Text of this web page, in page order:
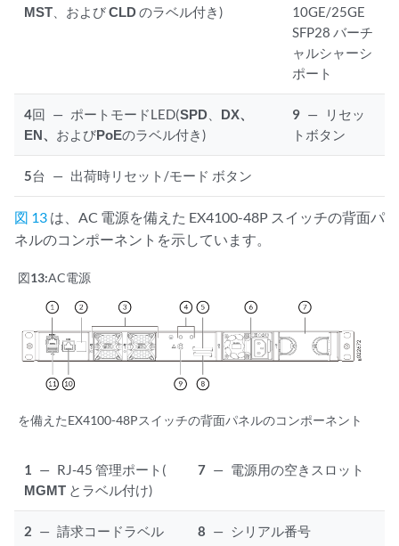
MST 、およびCLDのラベル付き)
10GE/25GE
SFP28 バーチ
ャルシャーシ
ポート
4回 — ポートモードLED(SPD
DX、
EN、 およびPoEのラベル付き)
9 —
リセッ
トボタン
5台 — 出荷時リセット/モード ボタン
図 13 は、AC 電源を備えた EX4100-48P スイッチの背面パ
ネルのコンポーネントを示しています。
図13:AC電源
を備えたEX4100-48Pスイッチの背面パネルのコンポーネント
1 — RJ-45 管理ポート(
MGMT とラベル付け)
7 — 電源用の空きスロット
2 — 請求コードラベル 8 — シリアル番号